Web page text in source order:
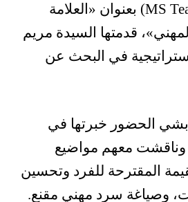
« العلامة
قدمتها السيدة مريم
في البحث عن
الحضور خبرتها في
وناقشت معهم مواضيع
المقترحة للفرد وتحسين
وصياغة سرد مهني مقنع.